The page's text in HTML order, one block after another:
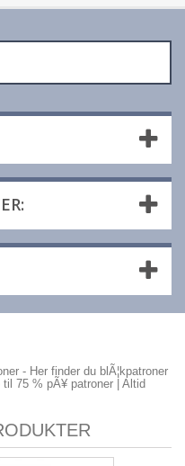
- Her finder du blÃ¦kpatroner
75 % pÃ¥ patroner | Altid